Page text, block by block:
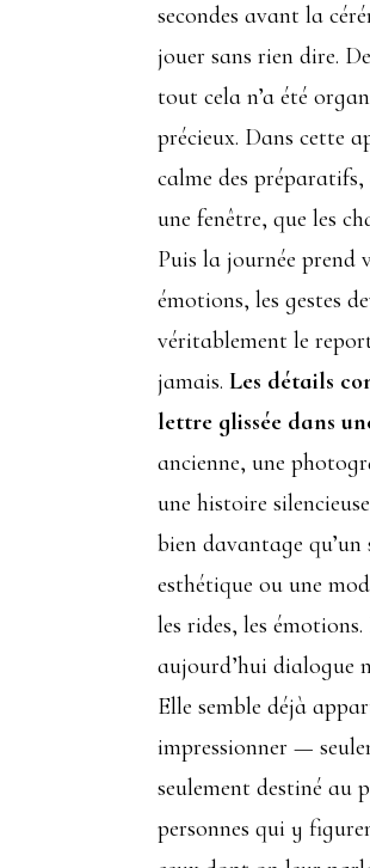
secondes avant la
jouer sans rien dire.
tout cela n’a été
précieux. Dans cette
calme des
une fenêtre, que les
Puis la journée prend
émotions, les gestes
véritablement le
jamais. Les détails
lettre glissée dans
ancienne, une
une histoire
bien davantage qu’un
esthétique ou une
les rides, les
aujourd’hui dialogue
Elle semble déjà
impressionner —
seulement destiné au
personnes qui y